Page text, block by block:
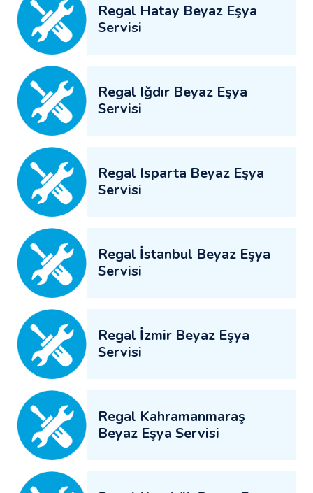
Regal Hatay Beyaz Eşya
Servisi
Regal Iğdır Beyaz Eşya
Servisi
Regal Isparta Beyaz Eşya
Servisi
Regal İstanbul Beyaz Eşya
Servisi
Regal İzmir Beyaz Eşya
Servisi
Regal Kahramanmaraş
Beyaz Eşya Servisi